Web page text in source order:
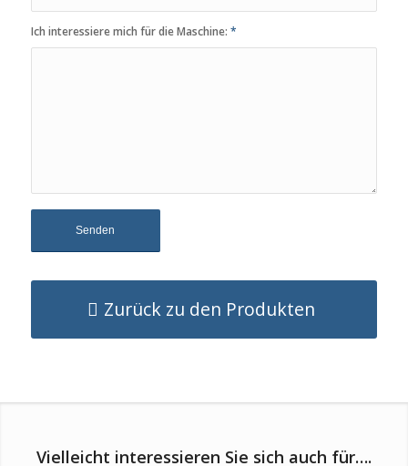
Ich interessiere mich für die Maschine: *
Zurück zu den Produkten
Vielleicht interessieren Sie sich auch für….